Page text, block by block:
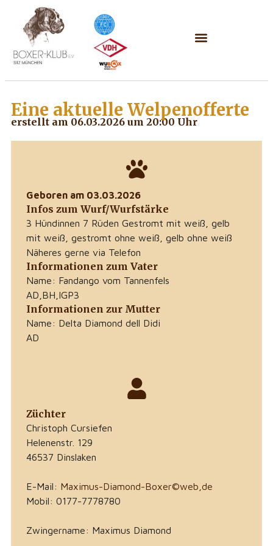
Eine aktuelle Welpenofferte
erstellt am 06.03.2026 um 20:00 Uhr
Geboren am 03.03.2026
Infos zum Wurf/Wurfstärke
3 Hündinnen 7 Rüden Gestromt mit weiß, gelb
mit weiß, gestromt ohne weiß, gelb ohne weiß
Näheres gerne via Telefon
Informationen zum Vater
Name: Fandango vom Tannenfels
AD,BH,IGP3
Informationen zur Mutter
Name: Delta Diamond dell Didi
AD
Züchter
Christoph Cursiefen
Helenenstr. 129
46537 Dinslaken
E-Mail: Maximus-Diamond-Boxer©web,de
Mobil: 0177-7778780
Zwingername: Maximus Diamond